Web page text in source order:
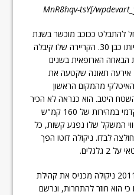
להתבלט ככוכב מוכשר בשנת
2000 במרוצי הבאחה בספרד בהיותו כבן 30. הקריירה שלו קיבלה
הבאחה הארופאית בשנים
2008-2009 אבל בדצמבר 2010 אירעה תאונה שקטעה את
מהמקום הראשון
היטב. הוא כנראה לא הכיר
אבן אחת שבה פגע עם הגלגל הקדמי במהירות של 160 קמ"ש
המשקל שלו נפגע קשות, כל
לבדו. ניקולה דוטו הפך
גלגלים.
תשעה חודשים עוברים ובנובמבר 2011 ניקולה מכניס את קהילת
הוא חוזר להתחרות, ונרשם